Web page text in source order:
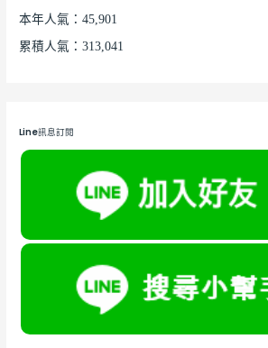
本年人氣：45,901
累積人氣：313,041
Line訊息訂閱